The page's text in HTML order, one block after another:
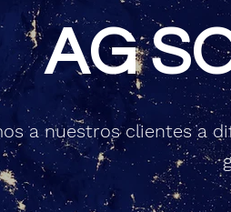
AG
a nuestros clientes a